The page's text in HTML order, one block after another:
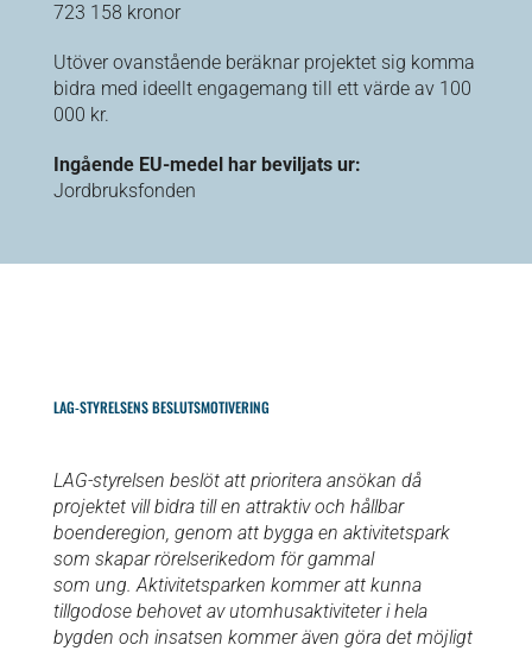
723 158 kronor
Utöver ovanstående beräknar projektet sig komma
bidra med ideellt engagemang till ett värde av 100
000 kr.
Ingående EU-medel har beviljats ur:
Jordbruksfonden
LAG-STYRELSENS BESLUTSMOTIVERING
LAG-styrelsen beslöt att prioritera ansökan då
projektet vill bidra till en attraktiv och hållbar
boenderegion, genom att bygga en aktivitetspark
som skapar rörelserikedom för gammal
som ung. Aktivitetsparken kommer att kunna
tillgodose behovet av utomhusaktiviteter i hela
bygden och insatsen kommer även göra det möjligt